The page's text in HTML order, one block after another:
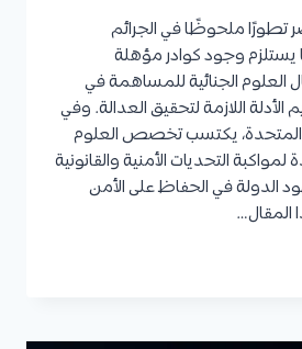
تطورًا ملحوظًا في الجرائم
يستلزم وجود كوادر مؤهلة
الجنائية للمساهمة في
اللازمة لتحقيق العدالة. وفي
المتحدة، يكتسب تخصص العلوم
لمواكبة التحديات الأمنية والقانونية
الدولة في الحفاظ على الأمن
المقال…